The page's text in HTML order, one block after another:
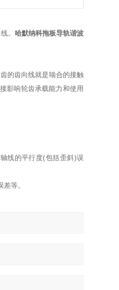
。 哈默纳科拖板导轨谐波
的齿向线就是啮合的接触
影响轮齿承载能力和使用
线的平行度(包括歪斜)误
等。